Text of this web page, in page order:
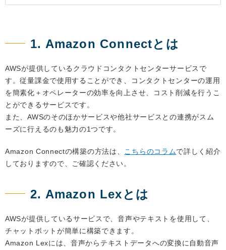
1. Amazon Connectとは
AWSが提供しているクラウドコンタクトセンターサービスで
す。従量課金で使用することができ、コンタクトセンターの運用
を簡素化＋オペレーターの効率を向上させ、コスト削減を行うこ
とができるサービスです。
また、AWSのそのほかサービスや他社サービスとの連携がスム
ーズに行えるのも魅力の1つです。
Amazon Connectの構築の方法は、 こちらのコラムで詳しく紹介
しておりますので、ご確認ください。
2. Amazon Lexとは
AWSが提供しているサービスで、音声やテキストを使用して、
チャットボットが簡単に構築できます。
Amazon Lexには、音声からテキストデータへの変換に自動音声